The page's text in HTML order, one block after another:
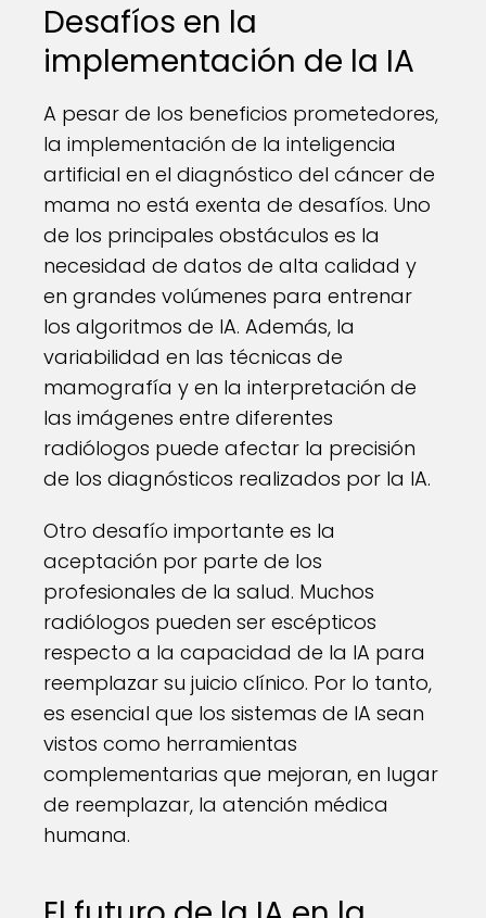
Desafíos en la
implementación de la IA
A pesar de los beneficios prometedores,
la implementación de la inteligencia
artificial en el diagnóstico del cáncer de
mama no está exenta de desafíos. Uno
de los principales obstáculos es la
necesidad de datos de alta calidad y
en grandes volúmenes para entrenar
los algoritmos de IA. Además, la
variabilidad en las técnicas de
mamografía y en la interpretación de
las imágenes entre diferentes
radiólogos puede afectar la precisión
de los diagnósticos realizados por la IA.
Otro desafío importante es la
aceptación por parte de los
profesionales de la salud. Muchos
radiólogos pueden ser escépticos
respecto a la capacidad de la IA para
reemplazar su juicio clínico. Por lo tanto,
es esencial que los sistemas de IA sean
vistos como herramientas
complementarias que mejoran, en lugar
de reemplazar, la atención médica
humana.